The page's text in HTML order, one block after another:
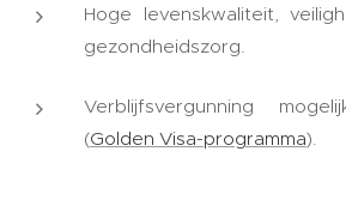
Hoge levenskwaliteit,
gezondheidszorg.
Verblijfsvergunning
(Golden Visa-programma).